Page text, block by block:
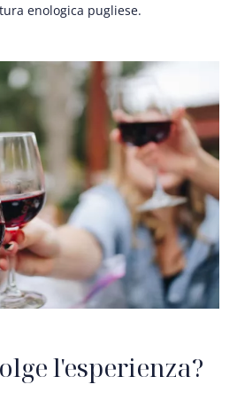
enologica pugliese.
l'esperienza?